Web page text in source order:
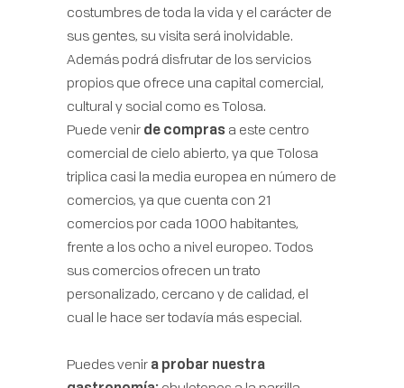
costumbres de toda la vida y el carácter de
sus gentes, su visita será inolvidable.
Además podrá disfrutar de los servicios
propios que ofrece una capital comercial,
cultural y social como es Tolosa.
Puede venir de compras a este centro
comercial de cielo abierto, ya que Tolosa
triplica casi la media europea en número de
comercios, ya que cuenta con 21
comercios por cada 1000 habitantes,
frente a los ocho a nivel europeo. Todos
sus comercios ofrecen un trato
personalizado, cercano y de calidad, el
cual le hace ser todavía más especial.
Puedes venir a probar nuestra